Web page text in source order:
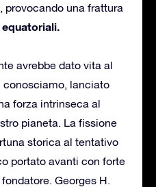
provocando una frattura
avrebbe dato vita al
lanciato
forza intrinseca al
pianeta. La fissione
storica al tentativo
portato avanti con forte
Georges H.